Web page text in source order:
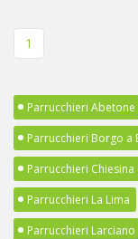
1
Parrucchieri Abetone
Parrucchieri Borgo a
Parrucchieri Chiesina
Parrucchieri La Lima
Parrucchieri Larciano